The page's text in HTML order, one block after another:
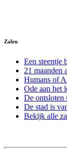
Zalen
Een steentje
21 maanden
Humans of
Ode aan het
De ontsloten
De stad is
Bekijk alle